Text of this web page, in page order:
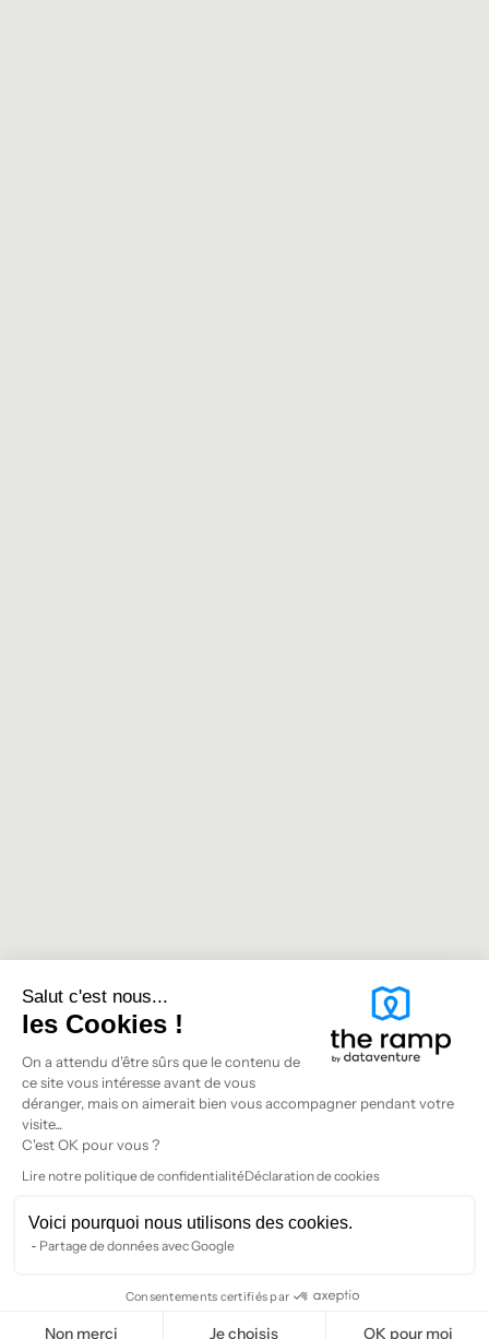
Salut c'est nous...
les Cookies !
On a attendu d'être sûrs que le contenu de
ce site vous intéresse avant de vous
déranger, mais on aimerait bien vous accompagner pendant votre
visite...
C'est OK pour vous ?
Lire notre politique de confidentialitéDéclaration de cookies
Voici pourquoi nous utilisons des cookies.
Partage de données avec Google
Consentements certifiés par
Non merci Je choisis OK pour moi